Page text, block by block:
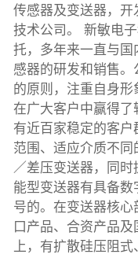
传感器及变送器，
技术公司。 新敏电
托，多年来一直与
感器的研发和销售
的原则，注重自身
在广大客户中赢得了
有近百家稳定的客
范围、适应介质不
／差压变送器，同
能型变送器有具备
号的。在变送器核
口产品、合资产品
上，有扩散硅压阻式